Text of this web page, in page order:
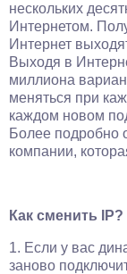
нескольких
Интернетом.
Интернет
Выходя в
миллиона
меняться при
каждом новом
Более подробно
компании,
Как сменить IP?
1. Если у вас
заново